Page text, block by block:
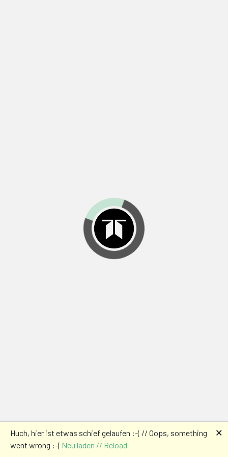
Huch, hier ist etwas schief gelaufen :-( // Oops, something
went wrong :-( Neu laden // Reload
🗙